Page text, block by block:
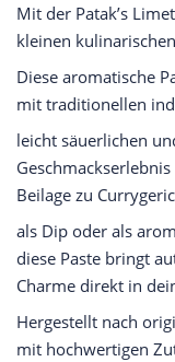
Mit der Patak’s
kleinen
Diese aromatische
mit traditionellen
leicht säuerlichen
Beilage zu
als Dip oder als
diese Paste bringt
Charme direkt in
Hergestellt nach
mit hochwertigen